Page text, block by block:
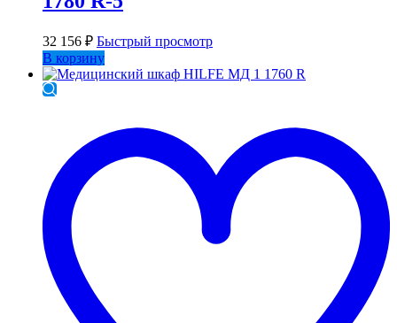
32 156 ₽ Быстрый просмотр
В корзину